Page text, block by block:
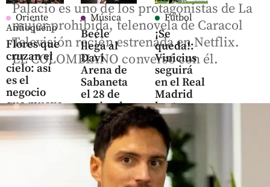
Oriente
Antioqueño
Flores que
cruzan el
cielo: así
es el
negocio
que mueve
US$ 380
millones
en el
Música
Beéle
llega al
Davi
Arena de
Sabaneta
el 28 de
noviembre
con el
Borondo
Tour:
fechas de
preventa y
setlist
Fútbol
¡Se
queda!:
Vinicius
seguirá
en el Real
Madrid
hasta
2032
share
Palacio es uno de los protagonistas de La
mujer prohibida, telenovela de Caracol
Televisión recién estrenada en Netflix.
EL COLOMBIANO conversó con él.